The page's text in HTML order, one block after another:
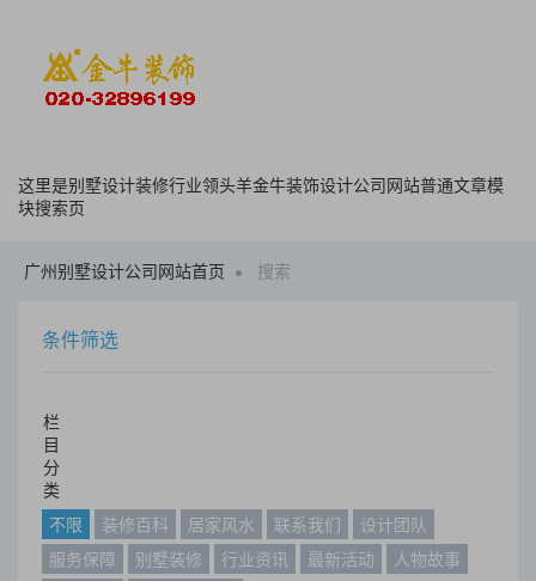
这里是别墅设计装修行业领头羊金牛装饰设计公司网站普通文章模
块搜索页
广州别墅设计公司网站首页 搜索
条件筛选
栏
目
分
类
不限
装修百科 居家风水 联系我们
设计团队
服务保障
别墅装修 行业资讯 最新活动
人物故事